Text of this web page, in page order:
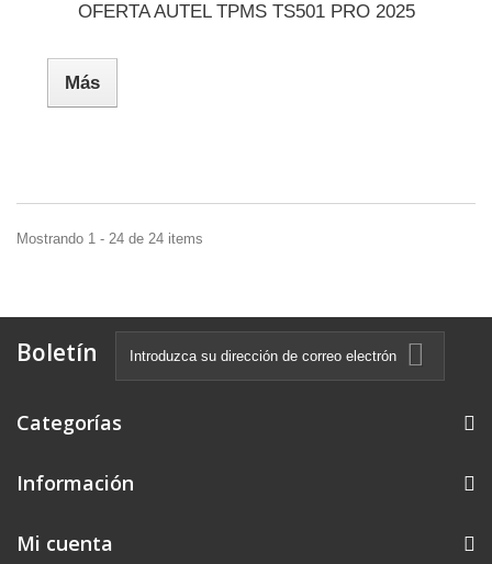
OFERTA AUTEL TPMS TS501 PRO 2025
Más
Mostrando 1 - 24 de 24 items
Boletín
Categorías
Información
Mi cuenta